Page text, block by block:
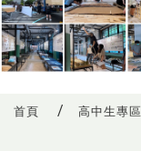
首頁 高中生專區